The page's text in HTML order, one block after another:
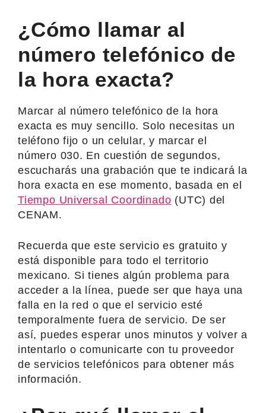
¿Cómo llamar al
número telefónico de
la hora exacta?
Marcar al número telefónico de la hora
exacta es muy sencillo. Solo necesitas un
teléfono fijo o un celular, y marcar el
número 030. En cuestión de segundos,
escucharás una grabación que te indicará la
hora exacta en ese momento, basada en el
Tiempo Universal Coordinado (UTC) del
CENAM.
Recuerda que este servicio es gratuito y
está disponible para todo el territorio
mexicano. Si tienes algún problema para
acceder a la línea, puede ser que haya una
falla en la red o que el servicio esté
temporalmente fuera de servicio. De ser
así, puedes esperar unos minutos y volver a
intentarlo o comunicarte con tu proveedor
de servicios telefónicos para obtener más
información.